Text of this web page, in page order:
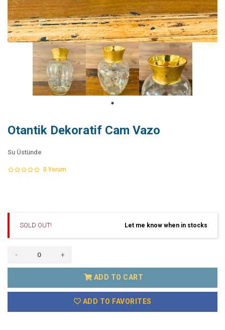
Otantik Dekoratif Cam Vazo
Su Üstünde
0 Yorum
SOLD OUT! Let me know when in stocks
- +
ADD TO CART
ADD TO FAVORITES